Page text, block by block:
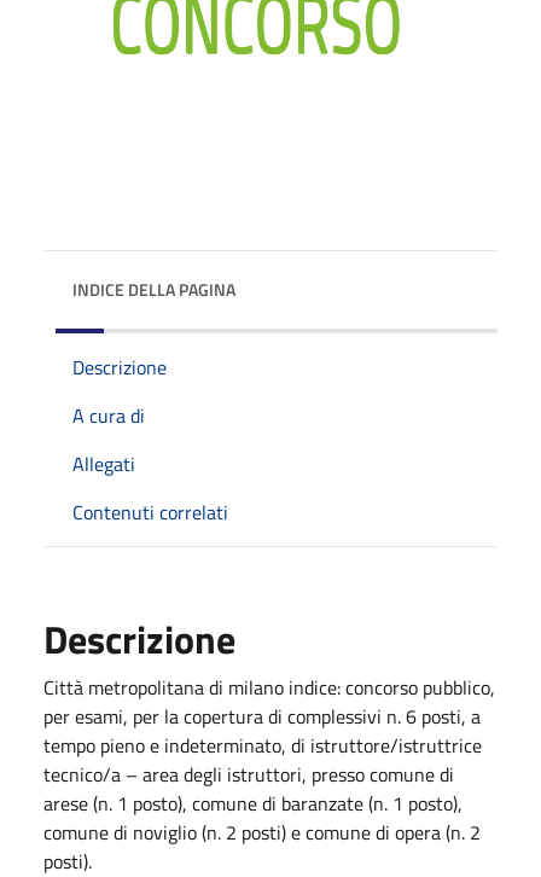
INDICE DELLA PAGINA
Descrizione
A cura di
Allegati
Contenuti correlati
Descrizione
Città metropolitana di milano indice: concorso pubblico,
per esami, per la copertura di complessivi n. 6 posti, a
tempo pieno e indeterminato, di istruttore/istruttrice
tecnico/a – area degli istruttori, presso comune di
arese (n. 1 posto), comune di baranzate (n. 1 posto),
comune di noviglio (n. 2 posti) e comune di opera (n. 2
posti).